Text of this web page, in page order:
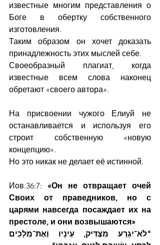
известные многим представления о
Боге в обертку собственного
изготовления.
Таким образом он хочет доказать
принадлежность этих мыслей себе.
Своеобразный плагиат, когда
известные всем слова наконец
обретают «своего автора».
На присвоении чужого Елиуй не
останавливается и используя его
строит собственную «новую
концепцию».
Но это никак не делает её истинной.
Иов.36:7: «Он не отвращает очей
Своих от праведников, но с
царями навсегда посаждает их на
престоле, и они возвышаются»